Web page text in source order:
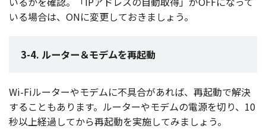
いる場合は、ONに変更しておきましょう。
3-4. ルーター＆モデムを再起動
Wi-Fiルーターやモデムに不具合があれば、 再起動で解決
することもあります。 ルーターやモデムの電源を切り、10
秒以上経過してから再起動を実施してみましょう。